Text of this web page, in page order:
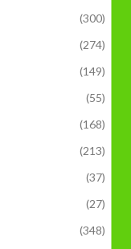
(300)
(274)
(149)
(55)
(168)
(213)
(37)
(27)
(348)